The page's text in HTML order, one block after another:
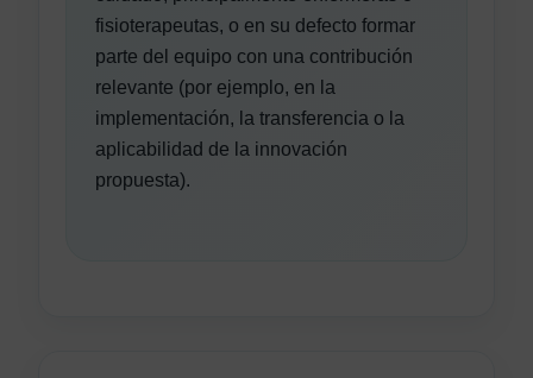
fisioterapeutas, o en su defecto formar
parte del equipo con una contribución
relevante (por ejemplo, en la
implementación, la transferencia o la
aplicabilidad de la innovación
propuesta).